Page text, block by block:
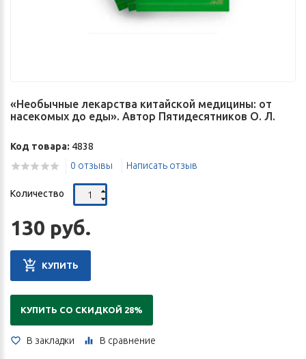
«Необычные лекарства китайской медицины: от
насекомых до еды». Автор Пятидесятников О. Л.
Код товара: 4838
0 отзывы
Написать отзыв
Количество
130 руб.
КУПИТЬ
КУПИТЬ СО СКИДКОЙ 28%
В закладки В сравнение